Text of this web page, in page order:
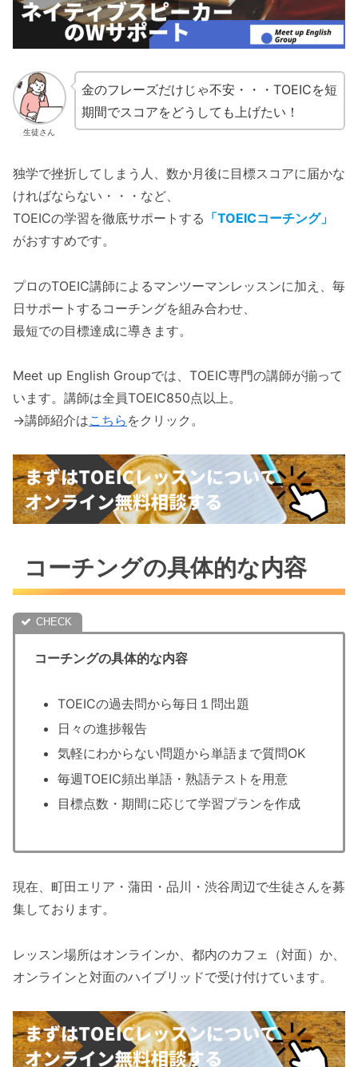
生徒さん
金のフレーズだけじゃ不安・・・TOEICを短
期間でスコアをどうしても上げたい！
独学で挫折してしまう人、数か月後に目標スコアに届かな
ければならない・・・など、
TOEICの学習を徹底サポートする 「TOEICコーチング」
がおすすめです。
プロのTOEIC講師によるマンツーマンレッスンに加え、毎
日サポートするコーチングを組み合わせ、
最短での目標達成に導きます。
Meet up English Groupでは、TOEIC専門の講師が揃って
います。講師は全員TOEIC850点以上。
→講師紹介はこちら をクリック。
コーチングの具体的な内容
コーチングの具体的な内容
TOEICの過去問から毎日１問出題
日々の進捗報告
気軽にわからない問題から単語まで質問OK
毎週TOEIC頻出単語・熟語テストを用意
目標点数・期間に応じて学習プランを作成
現在、町田エリア・蒲田・品川・渋谷周辺で生徒さんを募
集しております。
レッスン場所はオンラインか、都内のカフェ（対面）か、
オンラインと対面のハイブリッドで受け付けています。